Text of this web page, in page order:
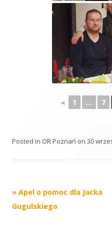
◄ 1 ... 7
Posted in OR Poznań on 30
Post
navigation
« Apel o pomoc dla Jacka
Gugulskiego